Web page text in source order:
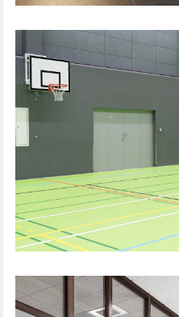
NORDAHL GRIEG
URJALA SKOLA,